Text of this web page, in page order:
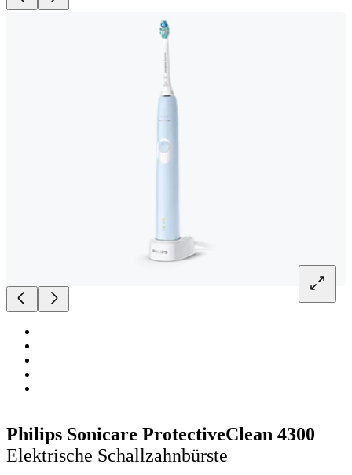
Philips Sonicare ProtectiveClean 4300
Elektrische Schallzahnbürste